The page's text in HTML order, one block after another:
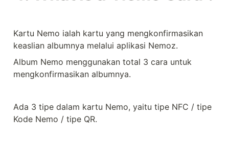
Kartu Nemo ialah kartu yang mengkonfirmasikan
keaslian albumnya melalui aplikasi Nemoz.
Album Nemo menggunakan total 3 cara untuk
mengkonfirmasikan albumnya.
Ada 3 tipe dalam kartu Nemo, yaitu tipe NFC / tipe
Kode Nemo / tipe QR.